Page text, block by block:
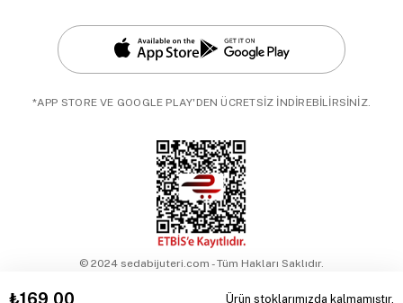
*APP STORE VE GOOGLE PLAY'DEN ÜCRETSİZ İNDİREBİLİRSİNİZ.
© 2024 sedabijuteri.com - Tüm Hakları Saklıdır.
₺169,00 Ürün stoklarımızda kalmamıştır.